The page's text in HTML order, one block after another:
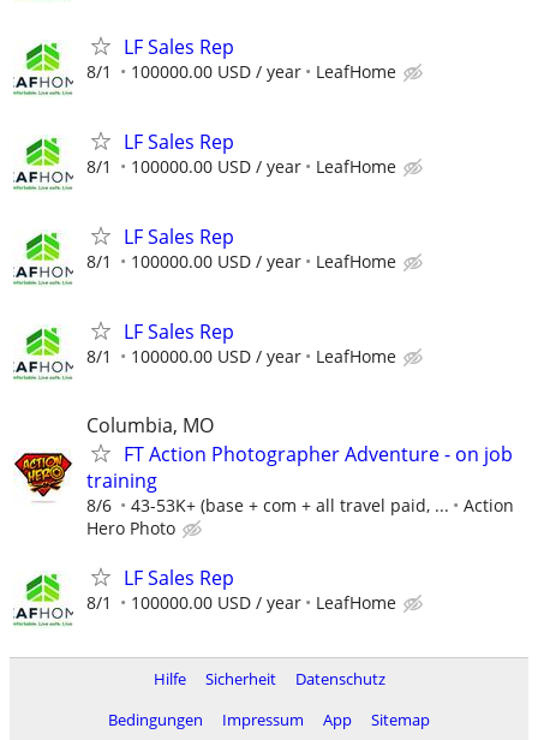
LF Sales Rep
8/1 100000.00 USD / year LeafHome
LF Sales Rep
8/1 100000.00 USD / year LeafHome
LF Sales Rep
8/1 100000.00 USD / year LeafHome
LF Sales Rep
8/1 100000.00 USD / year LeafHome
Columbia, MO
FT Action Photographer Adventure - on job
training
8/6 43-53K+ (base + com + all travel paid, ...
Action
Hero Photo
LF Sales Rep
8/1 100000.00 USD / year LeafHome
Hilfe Sicherheit
Datenschutz
Bedingungen
Impressum App Sitemap